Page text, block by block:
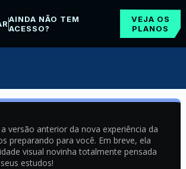
AINDA NÃO TEM
ACESSO?
VEJA OS
PLANOS
versão anterior da nova experiência da
preparando para você. Em breve, ela
visual novinha totalmente pensada
estudos!